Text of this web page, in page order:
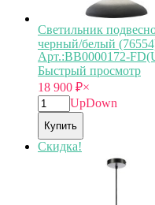
Светильник
черный/белый
Арт.:BB0000172-
Быстрый просмотр
18 900 ₽×
UpDown
Купить
Скидка!